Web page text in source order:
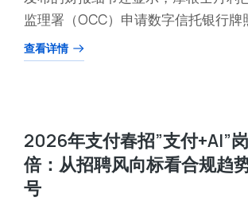
监理署（OCC）申请数字信托银行牌
查看详情
2026年支付春招”支付+AI”
倍：从招聘风向标看合规趋
号